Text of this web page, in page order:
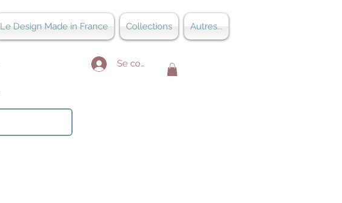
Le Design Made in France Collections Autres...
Se connecter